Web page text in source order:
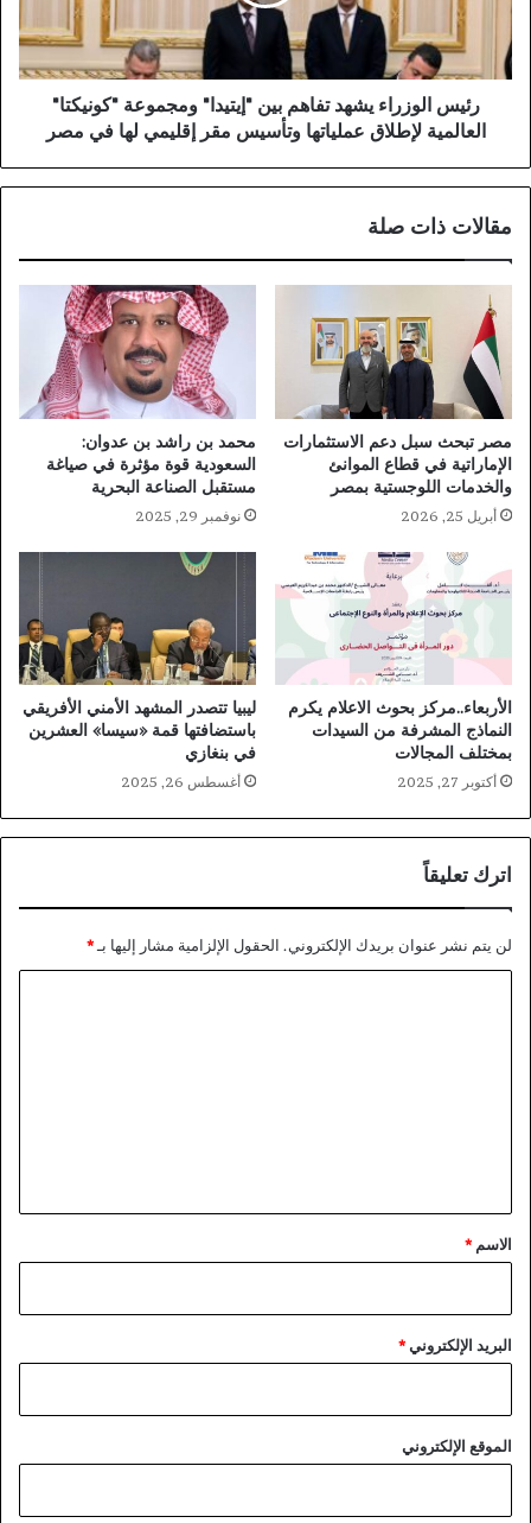
رئيس الوزراء يشهد تفاهم بين "إيتيدا" ومجموعة "كونيكتا"
العالمية لإطلاق عملياتها وتأسيس مقر إقليمي لها في مصر
مقالات ذات صلة
مصر تبحث سبل دعم الاستثمارات
الإماراتية في قطاع الموانئ
والخدمات اللوجستية بمصر
أبريل 25, 2026
محمد بن راشد بن عدوان:
السعودية قوة مؤثرة في صياغة
مستقبل الصناعة البحرية
نوفمبر 29, 2025
الأربعاء..مركز بحوث الاعلام يكرم
النماذج المشرفة من السيدات
بمختلف المجالات
أكتوبر 27, 2025
ليبيا تتصدر المشهد الأمني الأفريقي
باستضافتها قمة «سيسا» العشرين
في بنغازي
أغسطس 26, 2025
اترك تعليقاً
لن يتم نشر عنوان بريدك الإلكتروني. الحقول الإلزامية مشار إليها بـ*
*
الاسم *
البريد الإلكتروني*
الموقع الإلكتروني